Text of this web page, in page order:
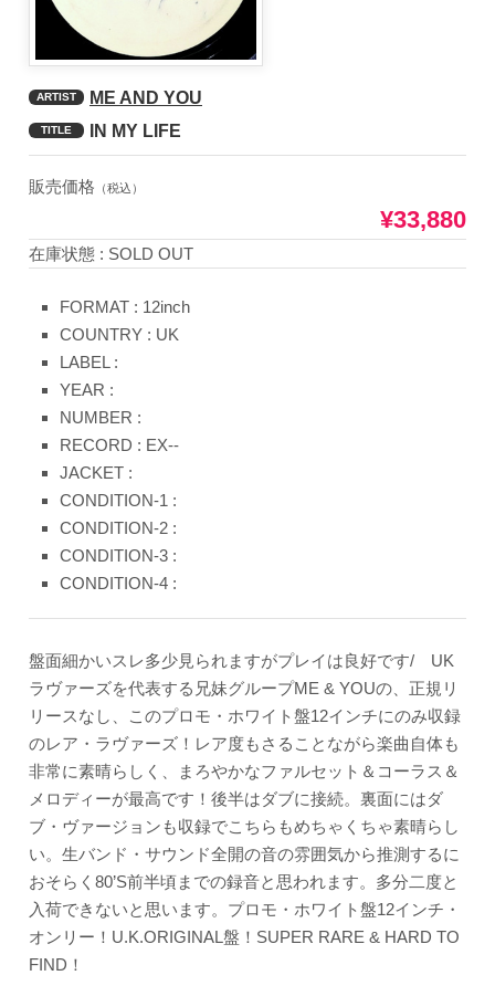
ARTIST ME AND YOU
TITLE IN MY LIFE
販売価格 （税込）
¥33,880
在庫状態 : SOLD OUT
FORMAT : 12inch
COUNTRY : UK
LABEL :
YEAR :
NUMBER :
RECORD : EX--
JACKET :
CONDITION-1 :
CONDITION-2 :
CONDITION-3 :
CONDITION-4 :
盤面細かいスレ多少見られますがプレイは良好です/ UK
ラヴァーズを代表する兄妹グループME & YOUの、正規リ
リースなし、このプロモ・ホワイト盤12インチにのみ収録
のレア・ラヴァーズ！レア度もさることながら楽曲自体も
非常に素晴らしく、まろやかなファルセット＆コーラス＆
メロディーが最高です！後半はダブに接続。裏面にはダ
ブ・ヴァージョンも収録でこちらもめちゃくちゃ素晴らし
い。生バンド・サウンド全開の音の雰囲気から推測するに
おそらく80’S前半頃までの録音と思われます。多分二度と
入荷できないと思います。プロモ・ホワイト盤12インチ・
オンリー！U.K.ORIGINAL盤！SUPER RARE & HARD TO
FIND！